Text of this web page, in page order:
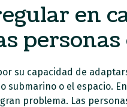
en
personas
su capacidad de
o el espacio.
problema. Las